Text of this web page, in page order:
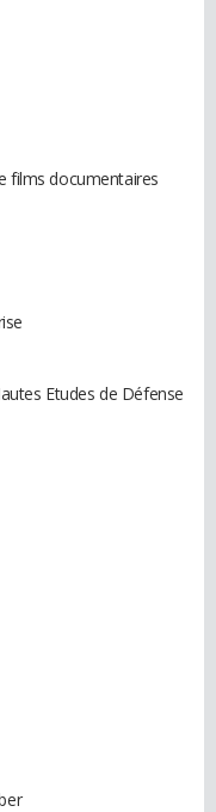
films documentaires
Etudes de Défense